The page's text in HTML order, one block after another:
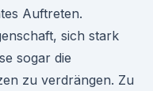
Auftreten.
sich stark
sogar die
zu verdrängen. Zu